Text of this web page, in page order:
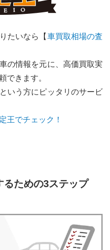
たいなら【 車買取相場の査
の情報を元に、高価買取実
できます。
いう方にピッタリのサービ
王でチェック！
るための3ステップ